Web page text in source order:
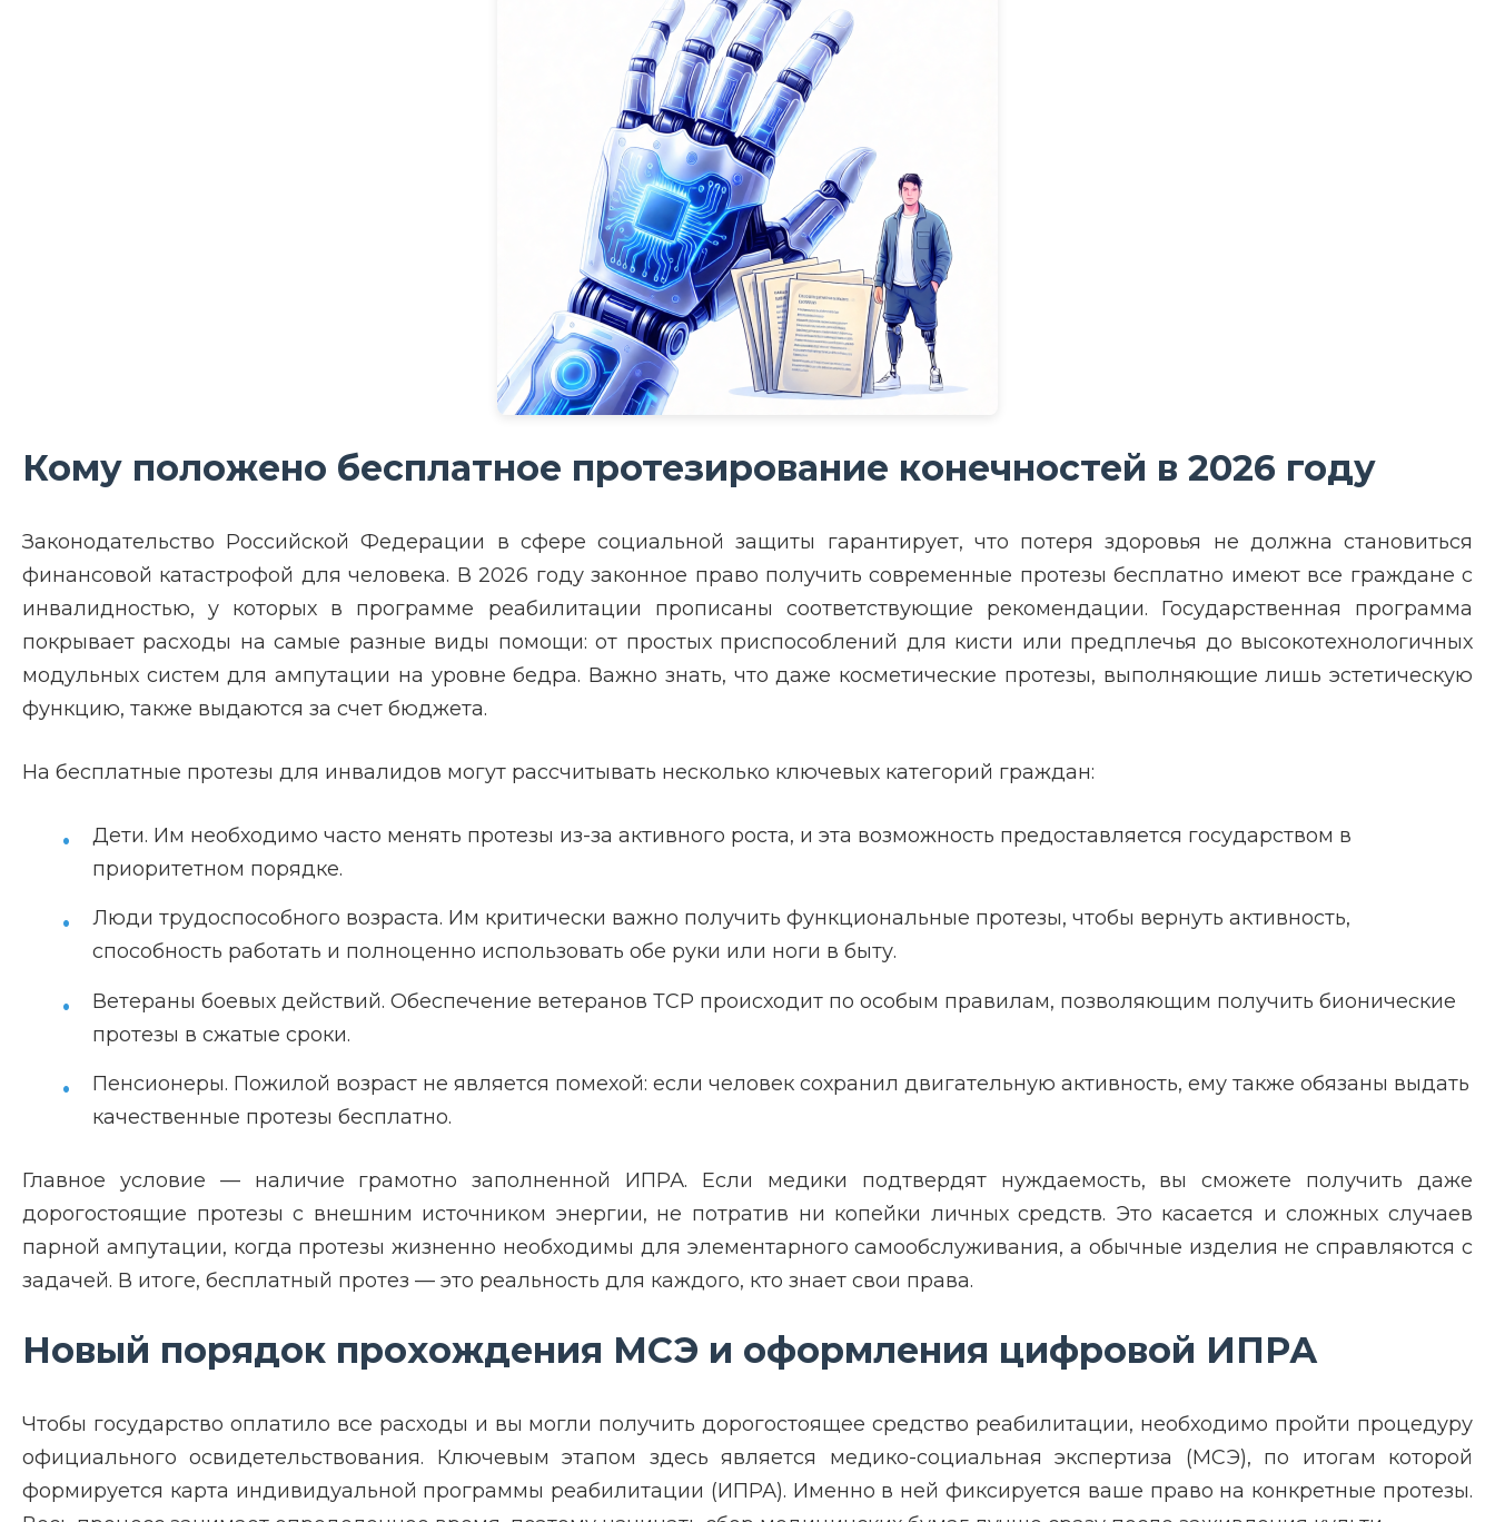
Кому положено бесплатное протезирование конечностей в 2026 году
Законодательство Российской Федерации в сфере социальной защиты гарантирует, что потеря здоровья не должна становиться
финансовой катастрофой для человека. В 2026 году законное право получить современные протезы бесплатно имеют все граждане с
инвалидностью, у которых в программе реабилитации прописаны соответствующие рекомендации. Государственная программа
покрывает расходы на самые разные виды помощи: от простых приспособлений для кисти или предплечья до высокотехнологичных
модульных систем для ампутации на уровне бедра. Важно знать, что даже косметические протезы, выполняющие лишь эстетическую
функцию, также выдаются за счет бюджета.
На бесплатные протезы для инвалидов могут рассчитывать несколько ключевых категорий граждан:
Дети. Им необходимо часто менять протезы из-за активного роста, и эта возможность предоставляется государством в
приоритетном порядке.
Люди трудоспособного возраста. Им критически важно получить функциональные протезы, чтобы вернуть активность,
способность работать и полноценно использовать обе руки или ноги в быту.
Ветераны боевых действий. Обеспечение ветеранов ТСР происходит по особым правилам, позволяющим получить бионические
протезы в сжатые сроки.
Пенсионеры. Пожилой возраст не является помехой: если человек сохранил двигательную активность, ему также обязаны выдать
качественные протезы бесплатно.
Главное условие — наличие грамотно заполненной ИПРА. Если медики подтвердят нуждаемость, вы сможете получить даже
дорогостоящие протезы с внешним источником энергии, не потратив ни копейки личных средств. Это касается и сложных случаев
парной ампутации, когда протезы жизненно необходимы для элементарного самообслуживания, а обычные изделия не справляются с
задачей. В итоге, бесплатный протез — это реальность для каждого, кто знает свои права.
Новый порядок прохождения МСЭ и оформления цифровой ИПРА
Чтобы государство оплатило все расходы и вы могли получить дорогостоящее средство реабилитации, необходимо пройти процедуру
официального освидетельствования. Ключевым этапом здесь является медико-социальная экспертиза (МСЭ), по итогам которой
формируется карта индивидуальной программы реабилитации (ИПРА). Именно в ней фиксируется ваше право на конкретные протезы.